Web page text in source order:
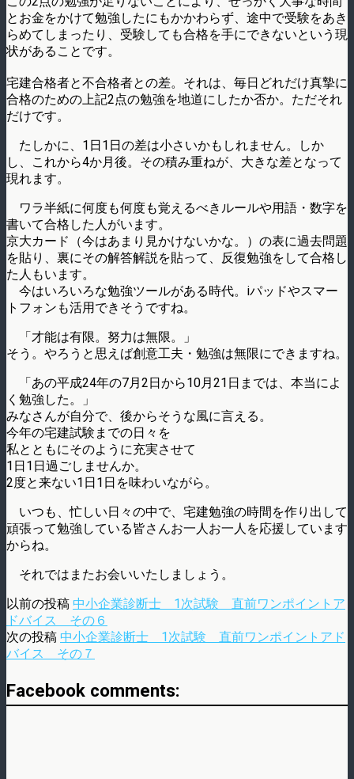
とお金をかけて勉強したにもかかわらず、途中で受験をあき
らめてしまったり、受験しても合格を手にできないという現
状があることです。
宅建合格者と不合格者との差。それは、毎日どれだけ真摯に
合格のための上記2点の勉強を地道にしたか否か。ただそれ
だけです。
たしかに、1日1日の差は小さいかもしれません。しか
し、これから4か月後。その積み重ねが、大きな差となって
現れます。
ワラ半紙に何度も何度も覚えるべきルールや用語・数字を
書いて合格した人がいます。
京大カード（今はあまり見かけないかな。）の表に過去問題
を貼り、裏にその解答解説を貼って、反復勉強をして合格し
た人もいます。
今はいろいろな勉強ツールがある時代。iパッドやスマー
トフォンも活用できそうですね。
「才能は有限。努力は無限。」
そう。やろうと思えば創意工夫・勉強は無限にできますね。
「あの平成24年の7月2日から10月21日までは、本当によ
く勉強した。」
みなさんが自分で、後からそうな風に言える。
今年の宅建試験までの日々を
私とともにそのように充実させて
1日1日過ごしませんか。
2度と来ない1日1日を味わいながら。
いつも、忙しい日々の中で、宅建勉強の時間を作り出して
頑張って勉強している皆さんお一人お一人を応援しています
からね。
それではまたお会いいたしましょう。
以前の投稿 中小企業診断士 1次試験 直前ワンポイントア
ドバイス その６
次の投稿 中小企業診断士 1次試験 直前ワンポイントアド
バイス その７
Facebook comments: